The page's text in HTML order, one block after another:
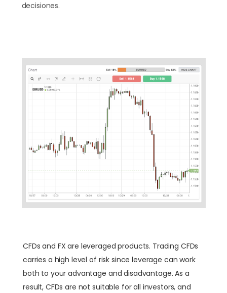
decisiones.
CFDs and FX are leveraged products. Trading CFDs
carries a high level of risk since leverage can work
both to your advantage and disadvantage. As a
result, CFDs are not suitable for all investors, and